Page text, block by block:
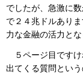
でしたが、急激に
で２４兆ドルあり
力な金融の活力と
５ページ目です
出てくる質問とい